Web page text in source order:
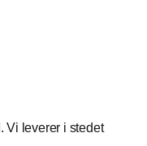
Vi leverer i stedet